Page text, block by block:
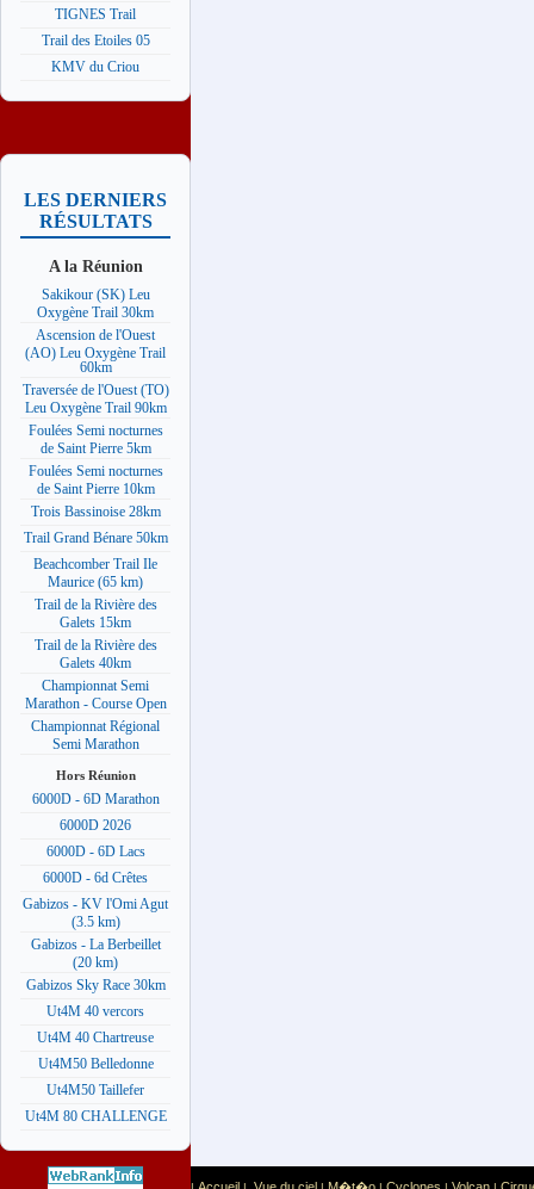
TIGNES Trail
Trail des Etoiles 05
KMV du Criou
LES DERNIERS
RÉSULTATS
A la Réunion
Sakikour (SK) Leu
Oxygène Trail 30km
Ascension de l'Ouest
(AO) Leu Oxygène Trail
60km
Traversée de l'Ouest (TO)
Leu Oxygène Trail 90km
Foulées Semi nocturnes
de Saint Pierre 5km
Foulées Semi nocturnes
de Saint Pierre 10km
Trois Bassinoise 28km
Trail Grand Bénare 50km
Beachcomber Trail Ile
Maurice (65 km)
Trail de la Rivière des
Galets 15km
Trail de la Rivière des
Galets 40km
Championnat Semi
Marathon - Course Open
Championnat Régional
Semi Marathon
Hors Réunion
6000D - 6D Marathon
6000D 2026
6000D - 6D Lacs
6000D - 6d Crêtes
Gabizos - KV l'Omi Agut
(3.5 km)
Gabizos - La Berbeillet
(20 km)
Gabizos Sky Race 30km
Ut4M 40 vercors
Ut4M 40 Chartreuse
Ut4M50 Belledonne
Ut4M50 Taillefer
Ut4M 80 CHALLENGE